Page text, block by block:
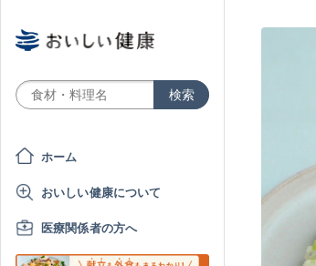
ホーム
おいしい健康について
医療関係者の方へ